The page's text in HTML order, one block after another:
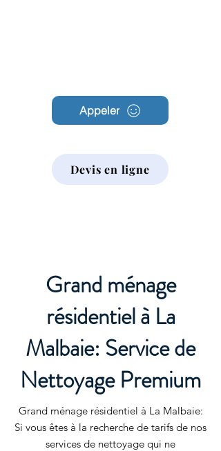
Appeler
Devis en ligne
Grand ménage
résidentiel à La
Malbaie: Service de
Nettoyage Premium
Grand ménage résidentiel à La Malbaie:
Si vous êtes à la recherche de tarifs de nos
services de nettoyage qui ne